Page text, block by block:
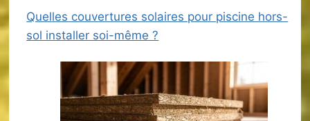
Quelles couvertures solaires pour piscine hors-
sol installer soi-même ?